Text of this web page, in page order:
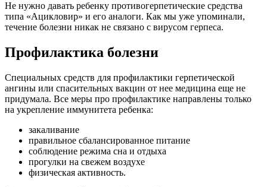
Не нужно давать ребенку противогерпетические средства
типа «Ацикловир» и его аналоги. Как мы уже упоминали,
течение болезни никак не связано с вирусом герпеса.
Профилактика болезни
Специальных средств для профилактики герпетической
ангины или спасительных вакцин от нее медицина еще не
придумала. Все меры про профилактике направлены только
на укрепление иммунитета ребенка:
закаливание
правильное сбалансированное питание
соблюдение режима сна и отдыха
прогулки на свежем воздухе
физическая активность.